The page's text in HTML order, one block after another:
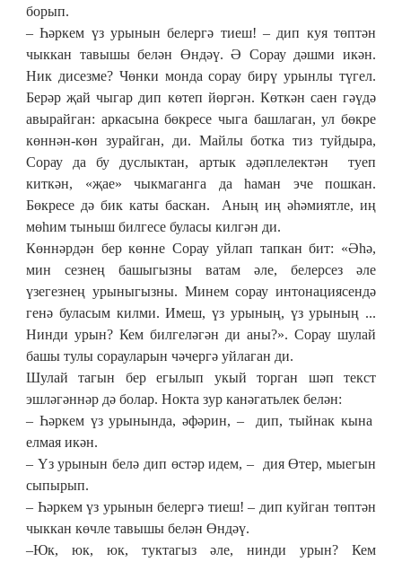
борып.
– Һәркем үз урынын белергә тиеш! – дип куя төптән
чыккан тавышы белән Өндәү. Ә Сорау дәшми икән.
Ник дисезме? Чөнки монда сорау бирү урынлы түгел.
Берәр җай чыгар дип көтеп йөргән. Көткән саен гәүдә
авырайган: аркасына бөкресе чыга башлаган, ул бөкре
көннән-көн зурайган, ди. Майлы ботка тиз туйдыра,
Сорау да бу дуслыктан, артык әдәплелектән туеп
киткән, «җае» чыкмаганга да һаман эче пошкан.
Бөкресе дә бик каты баскан. Аның иң әһәмиятле, иң
мөһим тыныш билгесе буласы килгән ди.
Көннәрдән бер көнне Сорау уйлап тапкан бит: «Әһә,
мин сезнең башыгызны ватам әле, белерсез әле
үзегезнең урыныгызны. Минем сорау интонациясендә
генә буласым килми. Имеш, үз урының, үз урының ...
Нинди урын? Кем билгеләгән ди аны?». Сорау шулай
башы тулы сорауларын чәчергә уйлаган ди.
Шулай тагын бер егылып укый торган шәп текст
эшләгәннәр дә болар. Нокта зур канәгатьлек белән:
– Һәркем үз урынында, әфәрин, – дип, тыйнак кына
елмая икән.
– Үз урынын белә дип өстәр идем, – дия Өтер, мыегын
сыпырып.
– Һәркем үз урынын белергә тиеш! – дип куйган төптән
чыккан көчле тавышы белән Өндәү.
–Юк, юк, юк, туктагыз әле, нинди урын? Кем